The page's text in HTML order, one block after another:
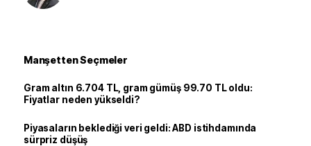
Manşetten Seçmeler
Gram altın 6.704 TL, gram gümüş 99.70 TL oldu:
Fiyatlar neden yükseldi?
Piyasaların beklediği veri geldi: ABD istihdamında
sürpriz düşüş